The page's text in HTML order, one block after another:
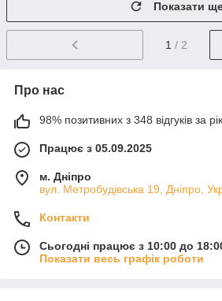
Показати
1 / 2
Про нас
98% позитивних з 348 відгуків за рік
Працює з 05.09.2025
м. Дніпро
вул. Метробудівська 19, Дніпро,
Контакти
Сьогодні працює з 10:00 до
Показати весь графік роботи